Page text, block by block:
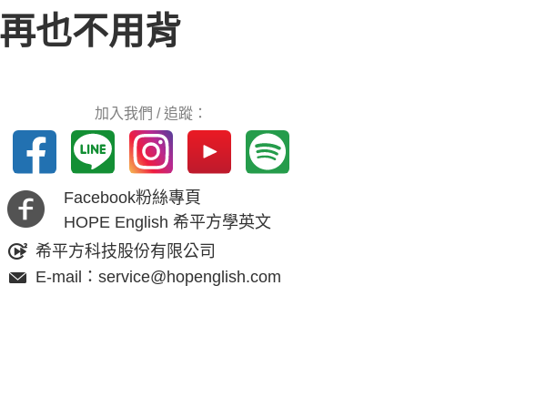
也不用背
加入我們 / 追蹤：
Facebook粉絲專頁
HOPE English 希平方學英文
希平方科技股份有限公司
E-mail：service@hopenglish.com